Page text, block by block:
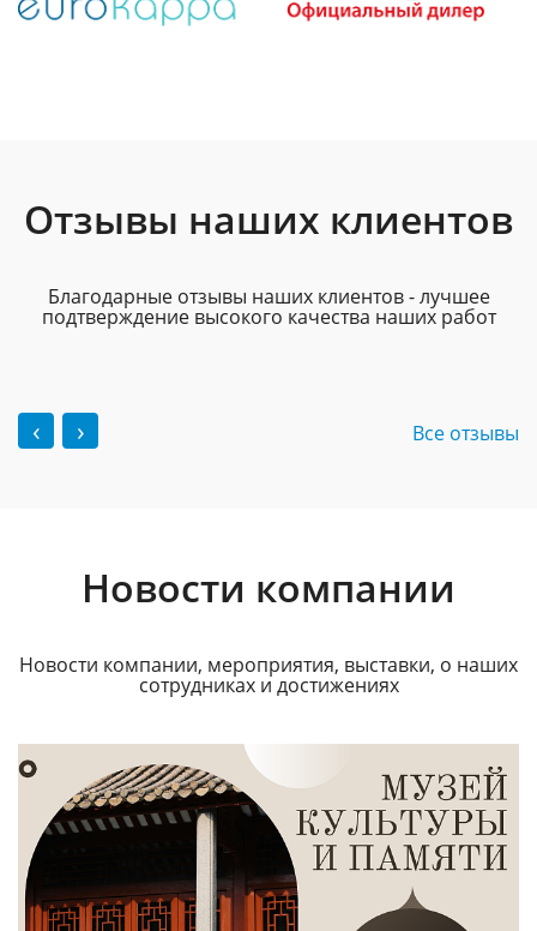
Отзывы наших клиентов
Благодарные отзывы наших клиентов - лучшее
подтверждение высокого качества наших работ
‹ › Все отзывы
Новости компании
Новости компании, мероприятия, выставки, о наших
сотрудниках и достижениях